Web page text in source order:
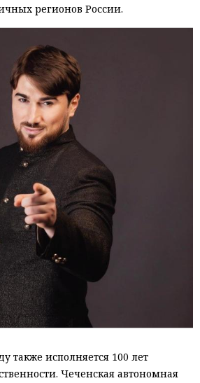
регионов России.
также исполняется 100 лет
Чеченская автономная